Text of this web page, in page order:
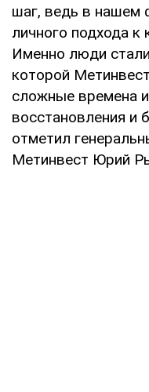
шаг, ведь в нашем
личного подхода к
Именно люди
которой
сложные времена
восстановления и
отметил
Метинвест Юрий